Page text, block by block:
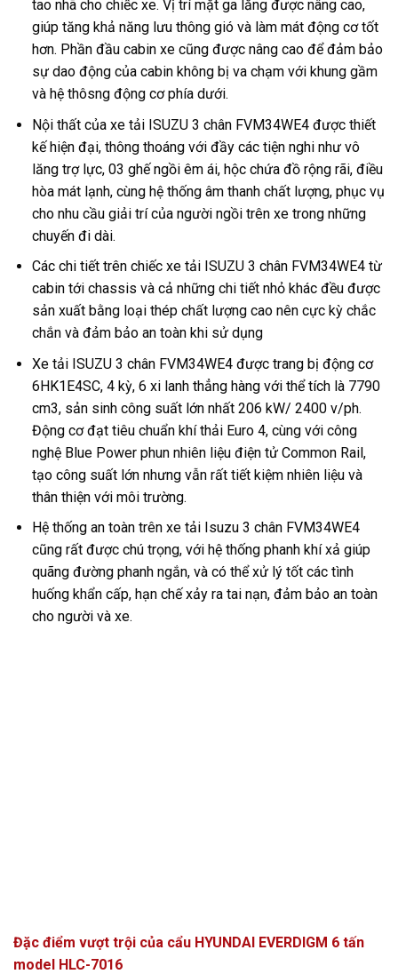
tao nhã cho chiếc xe. Vị trí mặt ga lăng được nâng cao,
giúp tăng khả năng lưu thông gió và làm mát động cơ tốt
hơn. Phần đầu cabin xe cũng được nâng cao để đảm bảo
sự dao động của cabin không bị va chạm với khung gầm
và hệ thôsng động cơ phía dưới.
Nội thất của xe tải ISUZU 3 chân FVM34WE4 được thiết
kế hiện đại, thông thoáng với đầy các tiện nghi như vô
lăng trợ lực, 03 ghế ngồi êm ái, hộc chứa đồ rộng rãi, điều
hòa mát lạnh, cùng hệ thống âm thanh chất lượng, phục vụ
cho nhu cầu giải trí của người ngồi trên xe trong những
chuyến đi dài.
Các chi tiết trên chiếc xe tải ISUZU 3 chân FVM34WE4 từ
cabin tới chassis và cả những chi tiết nhỏ khác đều được
sản xuất bằng loại thép chất lượng cao nên cực kỳ chắc
chắn và đảm bảo an toàn khi sử dụng
Xe tải ISUZU 3 chân FVM34WE4 được trang bị động cơ
6HK1E4SC, 4 kỳ, 6 xi lanh thẳng hàng với thể tích là 7790
cm3, sản sinh công suất lớn nhất 206 kW/ 2400 v/ph.
Động cơ đạt tiêu chuẩn khí thải Euro 4, cùng với công
nghệ Blue Power phun nhiên liệu điện tử Common Rail,
tạo công suất lớn nhưng vẫn rất tiết kiệm nhiên liệu và
thân thiện với môi trường.
Hệ thống an toàn trên xe tải Isuzu 3 chân FVM34WE4
cũng rất được chú trọng, với hệ thống phanh khí xả giúp
quãng đường phanh ngắn, và có thể xử lý tốt các tình
huống khẩn cấp, hạn chế xảy ra tai nạn, đảm bảo an toàn
cho người và xe.
Đặc điểm vượt trội của cẩu HYUNDAI EVERDIGM 6 tấn
model HLC-7016